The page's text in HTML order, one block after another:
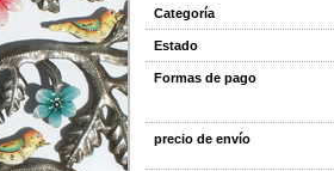
Categoría
Estado
Formas de pago
precio de envío